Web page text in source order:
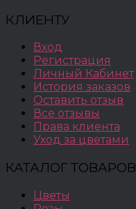
КЛИЕНТУ
Вход
Регистрация
Личный Кабинет
История заказов
Оставить отзыв
Все отзывы
Права клиента
Уход за цветами
КАТАЛОГ ТОВАРОВ
Цветы